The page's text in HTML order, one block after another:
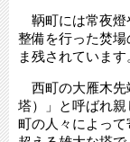
鞆町には常夜燈
整備を行った焚
ま残されています
西町の大雁木先
塔）」と呼ばれ
町の人々によっ